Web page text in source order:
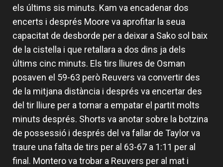
els últims sis minuts. Kam va encadenar dos
encerts i després Moore va aprofitar la seua
capacitat de desborde per a deixar a Sako sol baix
de la cistella i que retallara a dos dins ja dels
últims cinc minuts. Els tirs lliures de Osman
posaven el 59-63 però Reuvers va convertir des
de la mitjana distància i després va encertar des
del tir lliure per a tornar a empatar el partit molts
minuts després. Shorts va anotar sobre la botzina
de possessió i després del va fallar de Taylor va
traure una falta de tirs per al 63-67 a 1:11 per al
final. Montero va trobar a Reuvers per al mat i